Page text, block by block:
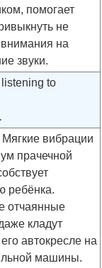
помогает
не
на
звуки.
to
вибрации
прачечной
ребёнка.
отчаянные
кладут
автокресле на
машины.